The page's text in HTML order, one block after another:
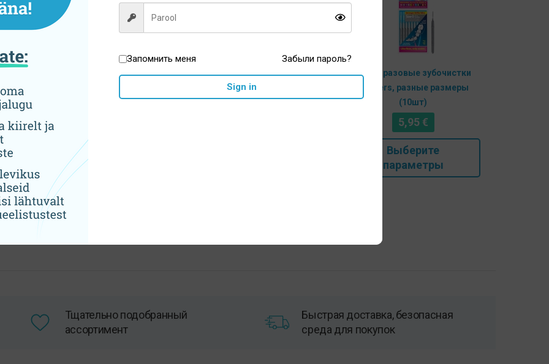
разные размеры
5,70
параметры
выбрать
Комплект зубочисток Curaprox
Prime Start, разные размеры
выбрать
Многоразовые зубочистки
Piksters, разные размеры
(10шт)
5,95€
Выберите
параметры
имеет
Тщательно подобранный
ассортимент
Быстрая доставка, безопасная
среда для покупок
Запомнить меня Забыли пароль?
Sign in